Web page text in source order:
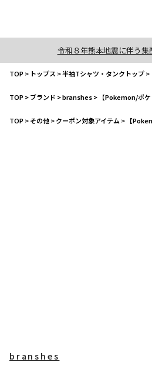
令和８年熊本地震に伴う
TOP> トップス >半袖Tシャツ・タンクトップ>
TOP>ブランド >branshes> 【Pokemon/ポケッ
TOP>その他>クーポン対象アイテム > 【
branshes